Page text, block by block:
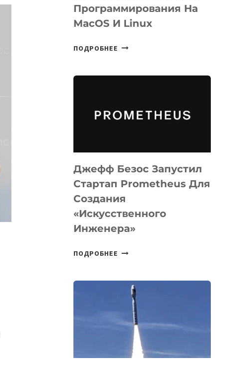
Программирования На
MacOS И Linux
ПОДРОБНЕЕ META
ДЛЯ
И
LINUX
Джефф Безос Запустил
Стартап Prometheus Для
Создания
«искусственного
Инженера»
ПОДРОБНЕЕ ДЖЕФФ
СТАРТАП
PROMETHEUS
ДЛЯ
СОЗДАНИЯ
«ИСКУССТВЕННОГО
ИНЖЕНЕРА»